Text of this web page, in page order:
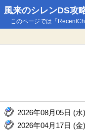
風来のシレンDS攻
このページでは「
2026年08月05日 (水
2026年04月17日 (金